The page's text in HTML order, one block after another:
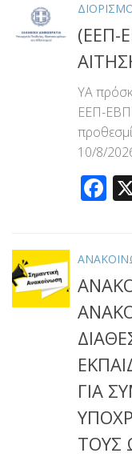
(ΕΕΠ-
ΥΑ
ΕΕΠ-ΕΒΠ
10/8/
ΓΙΑ
ΤΟΥΣ